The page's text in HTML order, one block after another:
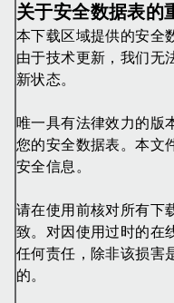
关于安全数据表的
本下载区域提供的安全
由于技术更新，我们无
新状态。
唯一具有法律效力的版
您的安全数据表。本文
安全信息。
请在使用前核对所有下
致。对因使用过时的在
任何责任，除非该损害
的。